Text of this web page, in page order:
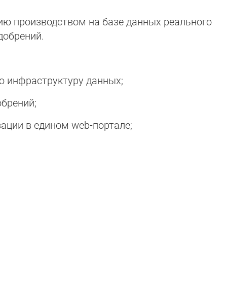
производством на базе данных реального
инфраструктуру данных;
в едином web-портале;